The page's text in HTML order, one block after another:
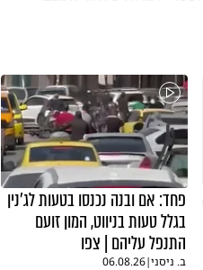
להעמיס א
דיווחתגובה
פחד: אם ובנה נכנסו בטעות לג'נין
בגלל טעות בניווט, המון זועם
התנפל עליהם | צפו
ב. ניסני|
06.08.26